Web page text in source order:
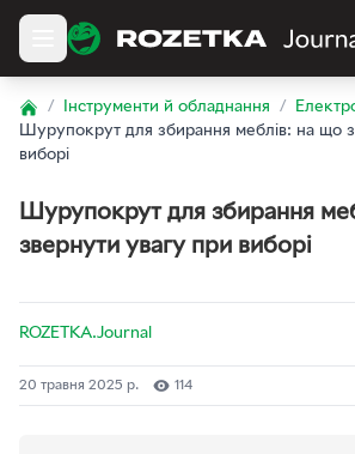
Home
/ Інструменти й обладнання /
Шурупокрут для збирання меблів: на що
виборі
Шурупокрут для збирання
звернути увагу при виборі
ROZETKA.Journal
20 травня 2025 р. 114